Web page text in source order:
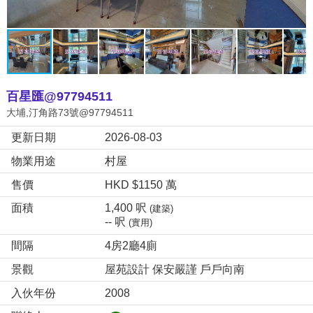
百星匯@97794511
大埔,汀角路73號@97794511
更新日期
2026-08-03
物業用途
村屋
售價
HKD $1150 萬
面積
1,400 呎(建築)
-- 呎(實用)
間隔
4房2廳4廁
景觀
屋苑設計 保安嚴謹 戶戶向南
入伙年份
2008